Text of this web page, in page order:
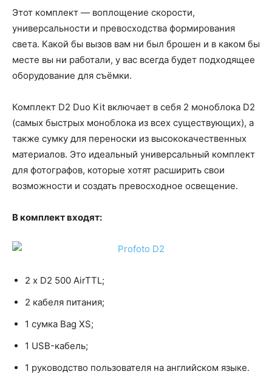
Этот комплект — воплощение скорости,
универсальности и превосходства формирования
света. Какой бы вызов вам ни был брошен и в каком бы
месте вы ни работали, у вас всегда будет подходящее
оборудование для съёмки.
Комплект D2 Duo Kit включает в себя 2 моноблока D2
(самых быстрых моноблока из всех существующих), а
также сумку для переноски из высококачественных
материалов. Это идеальный универсальный комплект
для фотографов, которые хотят расширить свои
возможности и создать превосходное освещение.
В комплект входят:
2 х D2 500 AirTTL;
2 кабеля питания;
1 сумка Bag XS;
1 USB-кабель;
1 руководство пользователя на английском языке.